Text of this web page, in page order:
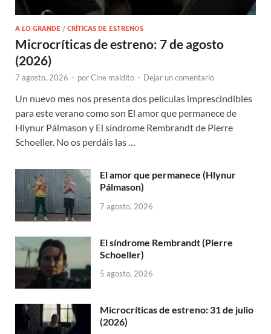
A LO GRANDE / CRÍTICAS DE ESTRENOS
Microcríticas de estreno: 7 de agosto
(2026)
7 agosto, 2026 - porCine maldito - Dejar un comentario
Un nuevo mes nos presenta dos películas imprescindibles
para este verano como son El amor que permanece de
Hlynur Pálmason y El síndrome Rembrandt de Pierre
Schoeller. No os perdáis las …
El amor que permanece (Hlynur
Pálmason)
7 agosto, 2026
El síndrome Rembrandt (Pierre
Schoeller)
5 agosto, 2026
Microcríticas de estreno: 31 de julio
(2026)